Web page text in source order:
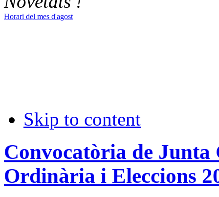
Horari del mes d'agost
Skip to content
Convocatòria de Junta
Ordinària i Eleccions